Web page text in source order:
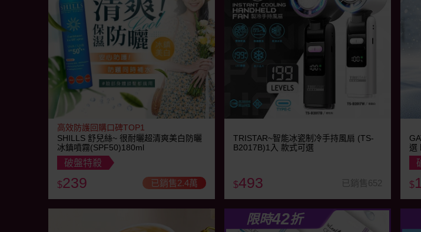
高效防護回購口碑TOP1
SHILLS 舒兒絲~ 很耐曬超清爽美白防曬
冰鎮噴霧(SPF50)180ml
破盤特殺
$239 已銷售2.4萬
TRISTAR~智能冰瓷制冷手持風扇 (TS-
B2017B)1入 款式可選
$493 已銷售652
選
$
限時42折